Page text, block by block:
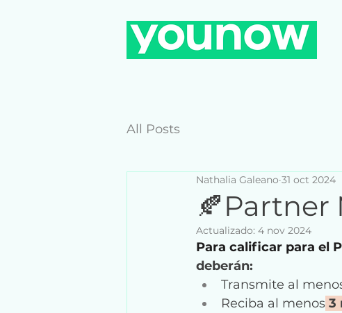
All Posts
🍂Partner
Nathalia Galeano 31 oct 2024
Actualizado: 4 nov 2024
Para calificar para el
deberán:
Transmite al
Reciba al menos 3